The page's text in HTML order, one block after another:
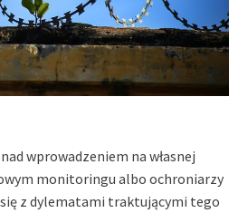
wprowadzeniem na własnej
monitoringu albo ochroniarzy
z dylematami traktującymi tego